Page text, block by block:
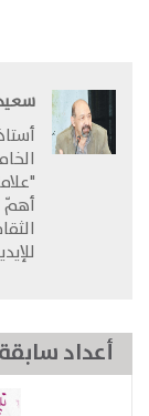
أهمّ
أعداد سابقة